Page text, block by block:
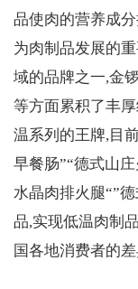
品使肉的营养成
为肉制品发展的
域的品牌之一,金
等方面累积了丰
温系列的王牌,目
早餐肠”“德式山
水晶肉排火腿“”
品,实现低温肉制
国各地消费者的差